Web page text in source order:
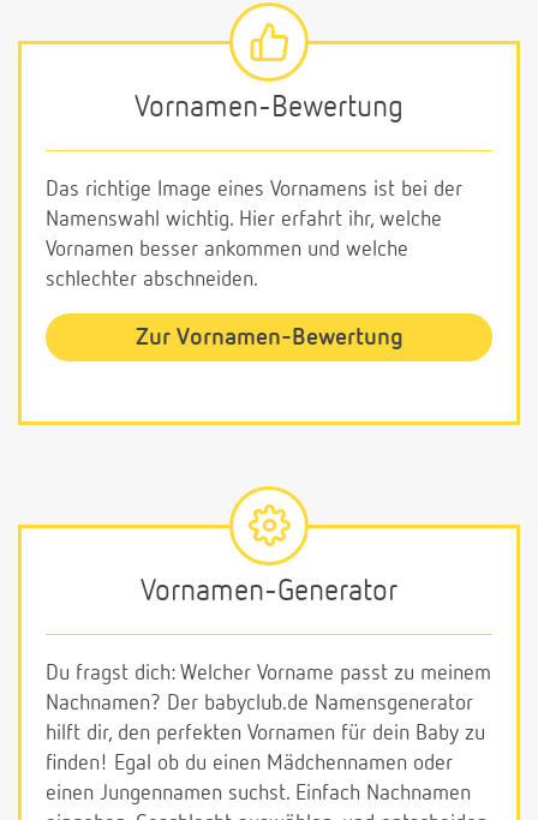
Vornamen-Bewertung
Das richtige Image eines Vornamens ist bei der
Namenswahl wichtig. Hier erfahrt ihr, welche
Vornamen besser ankommen und welche
schlechter abschneiden.
Zur Vornamen-Bewertung
Vornamen-Generator
Du fragst dich: Welcher Vorname passt zu meinem
Nachnamen? Der babyclub.de Namensgenerator
hilft dir, den perfekten Vornamen für dein Baby zu
finden! Egal ob du einen Mädchennamen oder
einen Jungennamen suchst. Einfach Nachnamen